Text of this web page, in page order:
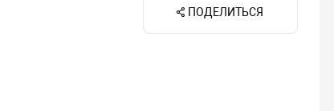
ПОДЕЛИТЬСЯ